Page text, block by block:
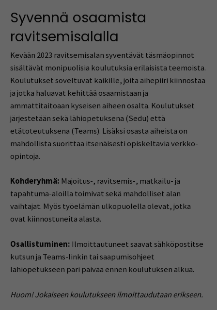
Syvennä osaamista
ravitsemisalalla
Kevään 2023 ravitsemisalan syventävät täsmäopinnot
sisältävät monipuolisia koulutuksia erilaisista teemoista.
Koulutukset soveltuvat kaikille, joita aihepiiri kiinnostaa
ja jotka haluavat kehittää osaamistaan ja
ammattitaitoaan kyseisen aiheen osalta. Koulutukset
järjestetään sekä lähiopetuksena (Sedu) että
etätoteutuksena (Teams). Lisäksi osasta aiheista on
mahdollista suorittaa itsenäisesti opiskeltavia verkko-
opintoja.
Kohderyhmä: Majoitus-, ravitsemis-, matkailu- ja
tapahtuma-aloilla toimivat sekä mahdolliset alan
vaihtajat. Myös työelämän ulkopuolella olevat, jotka
ovat kiinnostuneita alasta.
Osallistuminen: Ilmoittautuneet saavat sähköpostitse
kutsun ja Teams-linkin tai saapumisohjeet
lähiopetukseen pari päivää ennen koulutuksen alkua.
Huom! Jokaiseen koulutukseen ilmoittaudutaan erikseen.